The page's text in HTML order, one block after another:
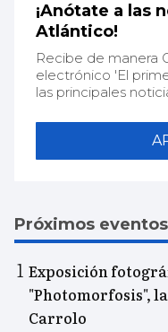
¡Anótate a las
Atlántico!
Recibe de manera
electrónico 'El
las principales
Próximos eventos
Exposición
"Photomorfosis",
Carrolo